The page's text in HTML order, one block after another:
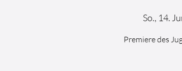
So., 14.
Premiere des